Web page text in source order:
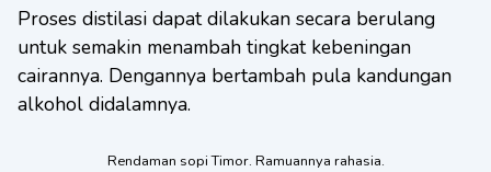
Proses distilasi dapat dilakukan secara berulang
untuk semakin menambah tingkat kebeningan
cairannya. Dengannya bertambah pula kandungan
alkohol didalamnya.
Rendaman sopi Timor. Ramuannya rahasia.